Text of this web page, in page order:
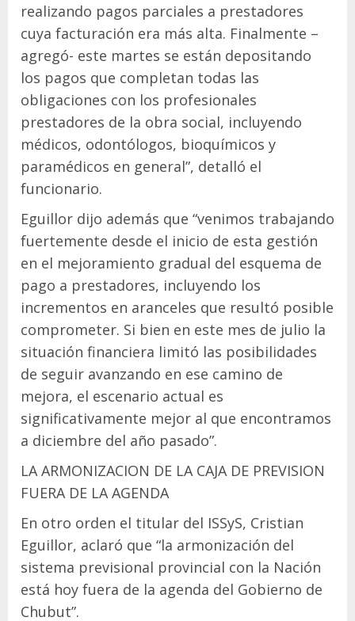
realizando pagos parciales a prestadores
cuya facturación era más alta. Finalmente –
agregó- este martes se están depositando
los pagos que completan todas las
obligaciones con los profesionales
prestadores de la obra social, incluyendo
médicos, odontólogos, bioquímicos y
paramédicos en general”, detalló el
funcionario.
Eguillor dijo además que “venimos trabajando
fuertemente desde el inicio de esta gestión
en el mejoramiento gradual del esquema de
pago a prestadores, incluyendo los
incrementos en aranceles que resultó posible
comprometer. Si bien en este mes de julio la
situación financiera limitó las posibilidades
de seguir avanzando en ese camino de
mejora, el escenario actual es
significativamente mejor al que encontramos
a diciembre del año pasado”.
LA ARMONIZACION DE LA CAJA DE PREVISION
FUERA DE LA AGENDA
En otro orden el titular del ISSyS, Cristian
Eguillor, aclaró que “la armonización del
sistema previsional provincial con la Nación
está hoy fuera de la agenda del Gobierno de
Chubut”.